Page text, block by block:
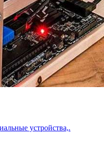
устройства,.